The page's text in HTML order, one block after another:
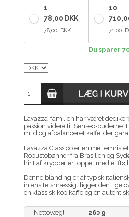
1
78,00 DKK
78,00 DKK
10
71,00
Du sparer
Lavazza-familien har været
passion videre til Senseo-puderne.
mild og afbalanceret kaffe, der
Lavazza Classico er en
Robustobønner fra Brasilien og
hint af krydderier toppet med et
Denne blanding er af typisk
intensitetsmæssigt ligger den lige
en klassisk kop kaffe og en
Nettovægt
260 g